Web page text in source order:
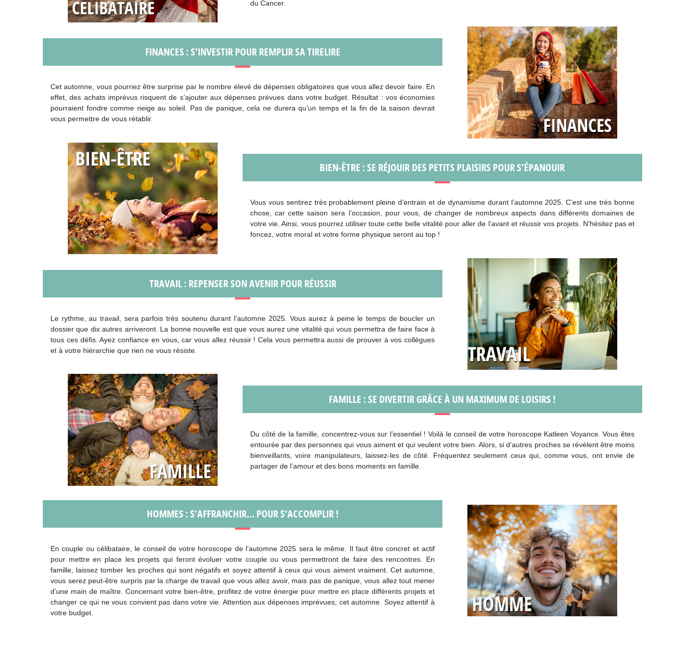
du Cancer.
FINANCES : S’INVESTIR POUR REMPLIR SA TIRELIRE
Cet automne, vous pourriez être surprise par le nombre élevé de dépenses obligatoires que vous allez devoir faire. En
effet, des achats imprévus risquent de s’ajouter aux dépenses prévues dans votre budget. Résultat : vos économies
pourraient fondre comme neige au soleil. Pas de panique, cela ne durera qu’un temps et la fin de la saison devrait
vous permettre de vous rétablir.
BIEN-ÊTRE : SE RÉJOUIR DES PETITS PLAISIRS POUR S’ÉPANOUIR
Vous vous sentirez très probablement pleine d’entrain et de dynamisme durant l’automne 2025. C’est une très bonne
chose, car cette saison sera l’occasion, pour vous, de changer de nombreux aspects dans différents domaines de
votre vie. Ainsi, vous pourrez utiliser toute cette belle vitalité pour aller de l’avant et réussir vos projets. N’hésitez pas et
foncez, votre moral et votre forme physique seront au top !
TRAVAIL : REPENSER SON AVENIR POUR RÉUSSIR
Le rythme, au travail, sera parfois très soutenu durant l’automne 2025. Vous aurez à peine le temps de boucler un
dossier que dix autres arriveront. La bonne nouvelle est que vous aurez une vitalité qui vous permettra de faire face à
tous ces défis. Ayez confiance en vous, car vous allez réussir ! Cela vous permettra aussi de prouver à vos collègues
et à votre hiérarchie que rien ne vous résiste.
FAMILLE : SE DIVERTIR GRÂCE À UN MAXIMUM DE LOISIRS !
Du côté de la famille, concentrez-vous sur l’essentiel ! Voilà le conseil de votre horoscope Katleen Voyance. Vous êtes
entourée par des personnes qui vous aiment et qui veulent votre bien. Alors, si d’autres proches se révèlent être moins
bienveillants, voire manipulateurs, laissez-les de côté. Fréquentez seulement ceux qui, comme vous, ont envie de
partager de l’amour et des bons moments en famille.
HOMMES : S’AFFRANCHIR… POUR S’ACCOMPLIR !
En couple ou célibataire, le conseil de votre horoscope de l’automne 2025 sera le même. Il faut être concret et actif
pour mettre en place les projets qui feront évoluer votre couple ou vous permettront de faire des rencontres. En
famille, laissez tomber les proches qui sont négatifs et soyez attentif à ceux qui vous aiment vraiment. Cet automne,
vous serez peut-être surpris par la charge de travail que vous allez avoir, mais pas de panique, vous allez tout mener
d’une main de maître. Concernant votre bien-être, profitez de votre énergie pour mettre en place différents projets et
changer ce qui ne vous convient pas dans votre vie. Attention aux dépenses imprévues, cet automne. Soyez attentif à
votre budget.